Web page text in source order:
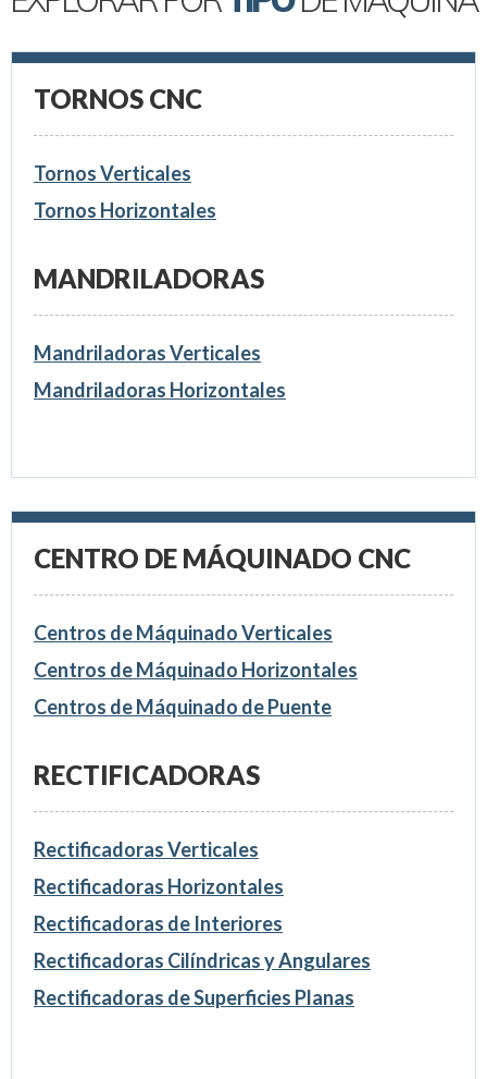
TORNOS CNC
Tornos Verticales
Tornos Horizontales
MANDRILADORAS
Mandriladoras Verticales
Mandriladoras Horizontales
CENTRO DE MÁQUINADO CNC
Centros de Máquinado Verticales
Centros de Máquinado Horizontales
Centros de Máquinado de Puente
RECTIFICADORAS
Rectificadoras Verticales
Rectificadoras Horizontales
Rectificadoras de Interiores
Rectificadoras Cilíndricas y Angulares
Rectificadoras de Superficies Planas